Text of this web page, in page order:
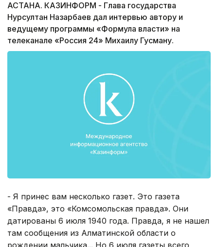
АСТАНА. КАЗИНФОРМ - Глава государства
Нурсултан Назарбаев дал интервью автору и
ведущему программы «Формула власти» на
телеканале «Россия 24» Михаилу Гусману.
- Я принес вам несколько газет. Это газета
«Правда», это «Комсомольская правда». Они
датированы 6 июля 1940 года. Правда, я не нашел
там сообщения из Алматинской области о
рождении мальчика... Но 6 июля газеты всего